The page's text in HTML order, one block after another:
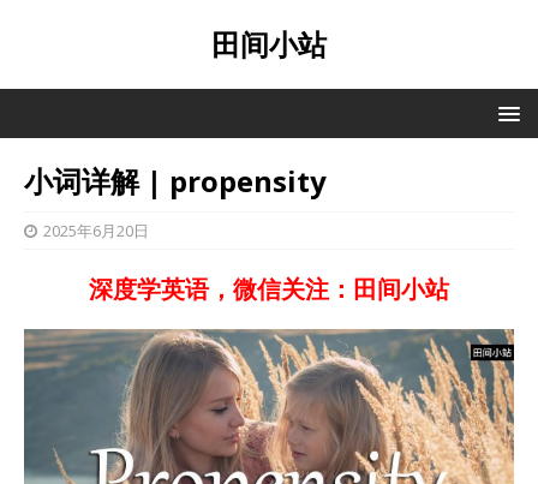
田间小站
小词详解 | propensity
2025年6月20日
深度学英语，微信关注：田间小站